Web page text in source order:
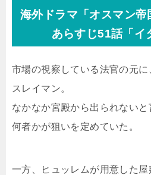
海外ドラマ「オスマン帝
あらすじ51話「イ
市場の視察している法官の元
スレイマン。
なかなか宮殿から出られないと
何者かが狙いを定めていた。
一方、ヒュッレムが用意した